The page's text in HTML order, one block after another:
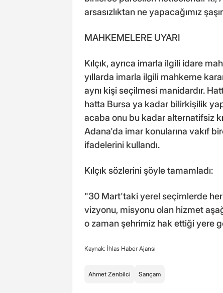
arsasızlıktan ne yapacağımız
MAHKEMELERE UYARI
Kılçık, ayrıca imarla ilgili idare
yıllarda imarla ilgili mahkeme
aynı kişi seçilmesi manidardır.
hatta Bursa ya kadar bilirkişilik
acaba onu bu kadar alternatifsiz
Adana'da imar konularına vakıf
ifadelerini kullandı.
Kılçık sözlerini şöyle tamamladı:
"30 Mart'taki yerel seçimlerde
vizyonu, misyonu olan hizmet
o zaman şehrimiz hak ettiği yere
Kaynak: İhlas Haber Ajansı
Ahmet Zenbilci Sarıçam